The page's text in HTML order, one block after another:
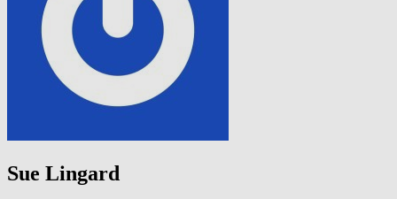
Sue Lingard